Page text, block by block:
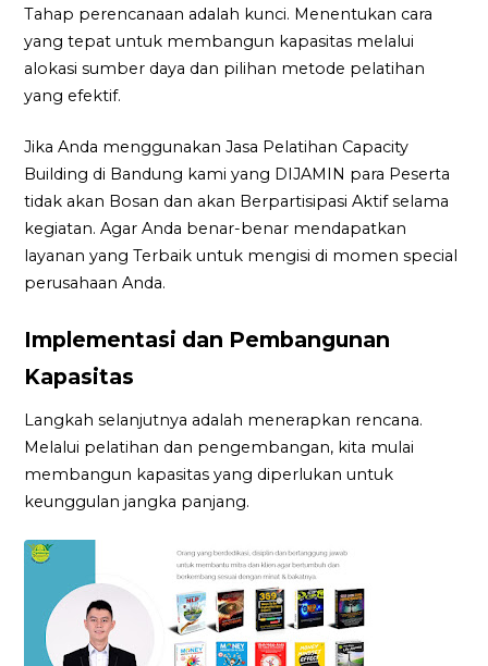
Tahap perencanaan adalah kunci. Menentukan cara
yang tepat untuk membangun kapasitas melalui
alokasi sumber daya dan pilihan metode pelatihan
yang efektif.
Jika Anda menggunakan Jasa Pelatihan Capacity
Building di Bandung kami yang DIJAMIN para Peserta
tidak akan Bosan dan akan Berpartisipasi Aktif selama
kegiatan. Agar Anda benar-benar mendapatkan
layanan yang Terbaik untuk mengisi di momen special
perusahaan Anda.
Implementasi dan Pembangunan
Kapasitas
Langkah selanjutnya adalah menerapkan rencana.
Melalui pelatihan dan pengembangan, kita mulai
membangun kapasitas yang diperlukan untuk
keunggulan jangka panjang.